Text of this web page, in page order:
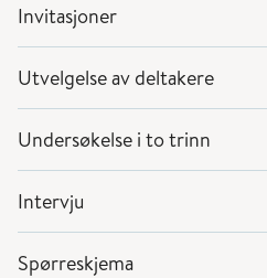
Invitasjoner
Utvelgelse av deltakere
Undersøkelse i to trinn
Intervju
Spørreskjema